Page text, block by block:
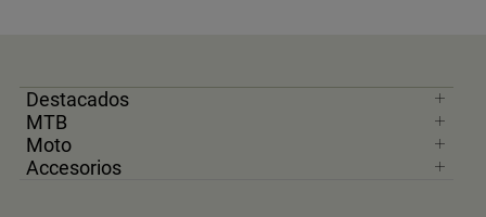
Destacados
MTB
Moto
Accesorios